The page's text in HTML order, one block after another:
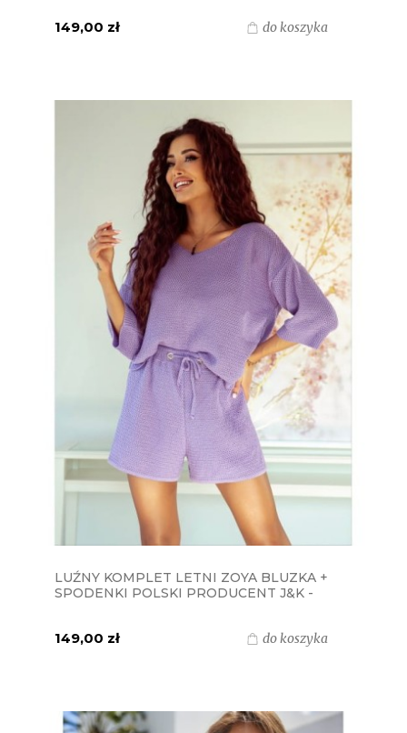
149,00 zł do koszyka
LUŹNY KOMPLET LETNI ZOYA BLUZKA +
SPODENKI POLSKI PRODUCENT J&K -
149,00 zł do koszyka